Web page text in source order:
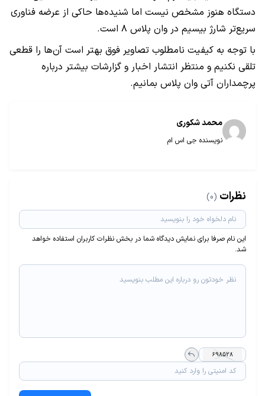
دستگاه هنوز مشخص نیست اما شنیده‌ها حاکی از عرضه فناوری
سریع‌تر شارژ بیسیم در وان پلاس ۸ است.
با توجه به کیفیت نامطلوب تصاویر فوق بهتر است آن‌ها را قطعی
تلقی نکنیم و منتظر انتشار اخبار و گزارشات بیشتر درباره
پرچمداران آتی وان پلاس بمانیم.
محمد شکوری
نویسنده جی اس ام
نظرات (0)
این نام صرفا برای نمایش دیدگاه شما در بخش نظرات کاربران استفاده خواهد
شد.